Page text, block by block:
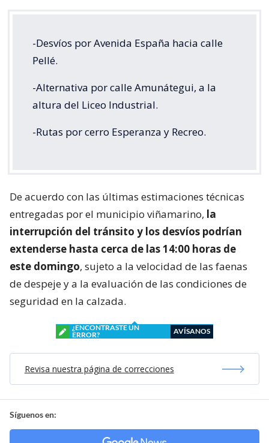
-Desvíos por Avenida España hacia calle
Pellé.
-Alternativa por calle Amunátegui, a la
altura del Liceo Industrial.
-Rutas por cerro Esperanza y Recreo.
De acuerdo con las últimas estimaciones técnicas
entregadas por el municipio viñamarino, la
interrupción del tránsito y los desvíos podrían
extenderse hasta cerca de las 14:00 horas de
este domingo, sujeto a la velocidad de las faenas
de despeje y a la evaluación de las condiciones de
seguridad en la calzada.
¿ENCONTRASTE UN
ERROR?
AVÍSANOS
Revisa nuestra página de correcciones
Síguenos en: